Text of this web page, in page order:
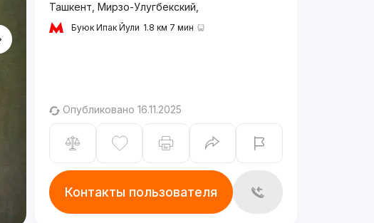
Ташкент, Мирзо-Улугбекский,
Буюк Ипак Йули 1.8 км 7 мин
Опубликовано 16.11.2025
Контакты пользователя